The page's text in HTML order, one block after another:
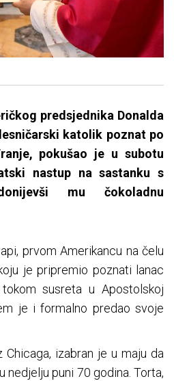
predsjednika Donalda
katolik poznat po
pokušao je u subotu
nastup na sastanku s
mu čokoladnu
prvom Amerikancu na čelu
je pripremio poznati lanac
susreta u Apostolskoj
je i formalno predao svoje
Chicaga, izabran je u maju da
nedjelju puni 70 godina. Torta,